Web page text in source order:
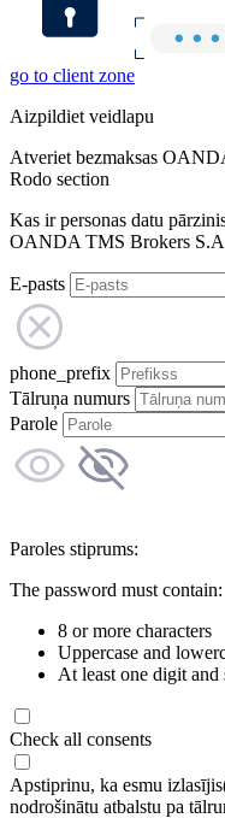
go to client zone
Aizpildiet veidlapu
Atveriet bezmaksas
Rodo section
Kas ir personas datu
OANDA TMS Brokers
E-pasts
phone_prefix
Tālruņa numurs
Parole
Paroles stiprums:
The password must contain:
8 or more characters
Uppercase and
At least one digit and
Check all consents
Apstiprinu, ka esmu
nodrošinātu atbalstu pa